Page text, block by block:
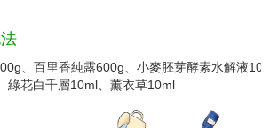
、百里香純露600g、小麥胚芽酵素水解液
綠花白千層10ml、薰衣草10ml